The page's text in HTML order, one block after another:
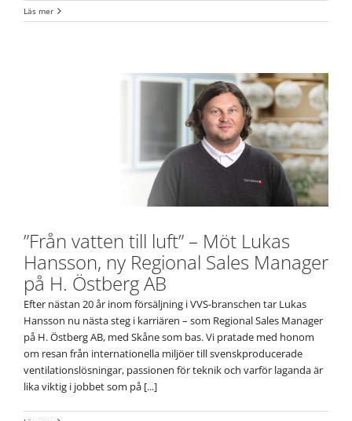
Läs mer
”Från vatten till luft” – Möt Lukas
Hansson, ny Regional Sales Manager
på H. Östberg AB
Efter nästan 20 år inom försäljning i VVS-branschen tar Lukas
Hansson nu nästa steg i karriären – som Regional Sales Manager
på H. Östberg AB, med Skåne som bas. Vi pratade med honom
om resan från internationella miljöer till svenskproducerade
ventilationslösningar, passionen för teknik och varför laganda är
lika viktig i jobbet som på [...]